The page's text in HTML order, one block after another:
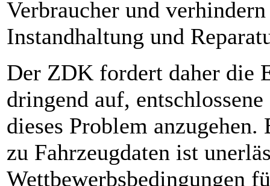
Verbraucher und
Instandhaltung und
Der ZDK fordert daher die
dringend auf,
dieses Problem
zu Fahrzeugdaten ist
Wettbewerbsbedingungen